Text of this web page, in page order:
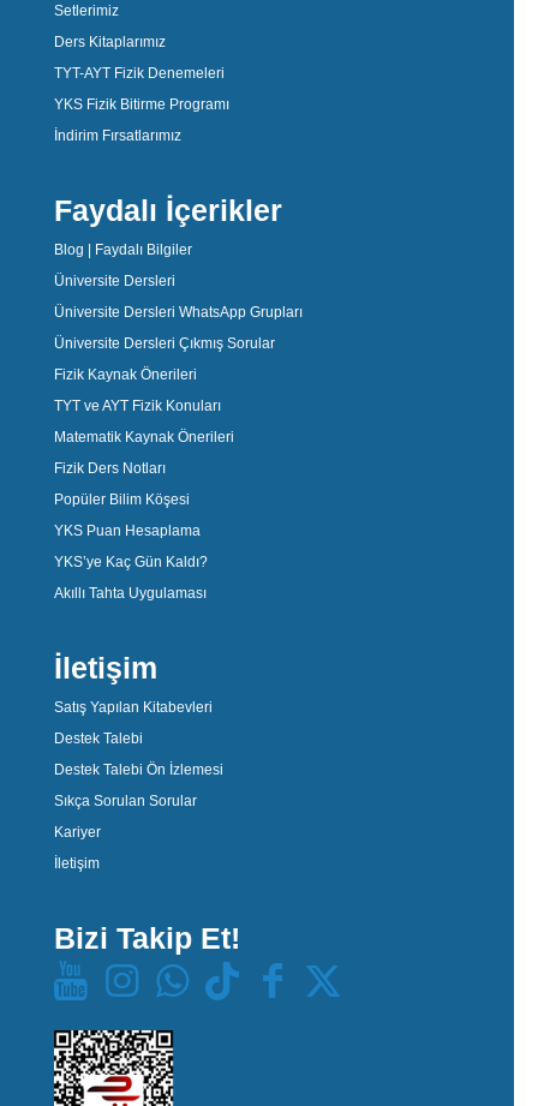
Setlerimiz
Ders Kitaplarımız
TYT-AYT Fizik Denemeleri
YKS Fizik Bitirme Programı
İndirim Fırsatlarımız
Faydalı İçerikler
Blog | Faydalı Bilgiler
Üniversite Dersleri
Üniversite Dersleri WhatsApp Grupları
Üniversite Dersleri Çıkmış Sorular
Fizik Kaynak Önerileri
TYT ve AYT Fizik Konuları
Matematik Kaynak Önerileri
Fizik Ders Notları
Popüler Bilim Köşesi
YKS Puan Hesaplama
YKS’ye Kaç Gün Kaldı?
Akıllı Tahta Uygulaması
İletişim
Satış Yapılan Kitabevleri
Destek Talebi
Destek Talebi Ön İzlemesi
Sıkça Sorulan Sorular
Kariyer
İletişim
Bizi Takip Et!